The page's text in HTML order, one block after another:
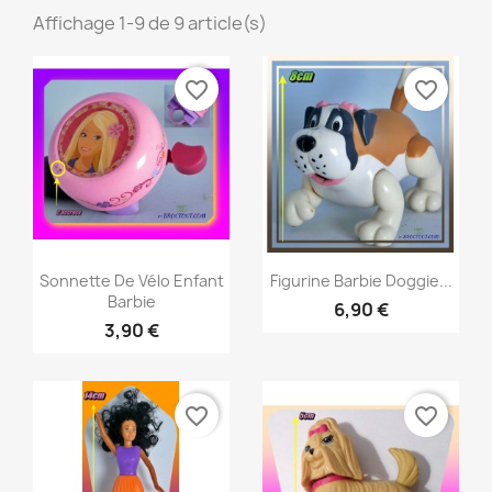
Affichage 1-9 de 9 article(s)
Aperçu rapide
Sonnette De Vélo Enfant
Barbie
3,90 €
favorite_border
Aperçu rapide
Figurine Barbie Doggie...
6,90 €
favorite_border
favorite_border favorite_border